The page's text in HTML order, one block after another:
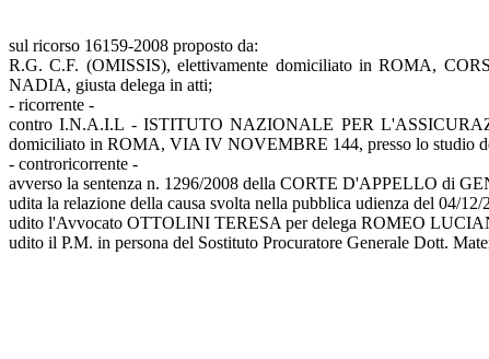
sul ricorso 16159-2008 proposto da:
R.G. C.F. (OMISSIS), elettivamente domiciliato in ROMA,
NADIA, giusta delega in atti;
- ricorrente -
contro I.N.A.I.L - ISTITUTO NAZIONALE PER
domiciliato in ROMA, VIA IV NOVEMBRE 144, presso lo studio
- controricorrente -
avverso la sentenza n. 1296/2008 della CORTE D'APPELLO di
udita la relazione della causa svolta nella pubblica udienza del 04/
udito l'Avvocato OTTOLINI TERESA per delega ROMEO
udito il P.M. in persona del Sostituto Procuratore Generale Dott.